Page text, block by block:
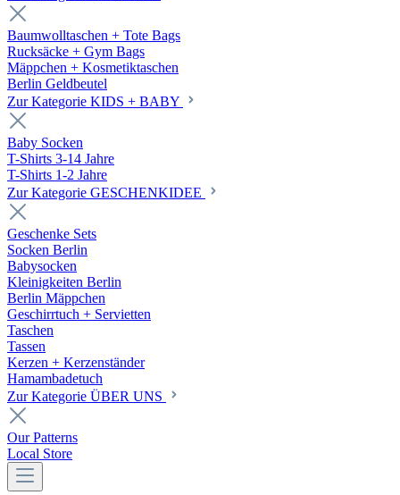
Baumwolltaschen + Tote Bags
Rucksäcke + Gym Bags
Mäppchen + Kosmetiktaschen
Berlin Geldbeutel
Zur Kategorie KIDS + BABY
Baby Socken
T-Shirts 3-14 Jahre
T-Shirts 1-2 Jahre
Zur Kategorie GESCHENKIDEE
Geschenke Sets
Socken Berlin
Babysocken
Kleinigkeiten Berlin
Berlin Mäppchen
Geschirrtuch + Servietten
Taschen
Tassen
Kerzen + Kerzenständer
Hamambadetuch
Zur Kategorie ÜBER UNS
Our Patterns
Local Store